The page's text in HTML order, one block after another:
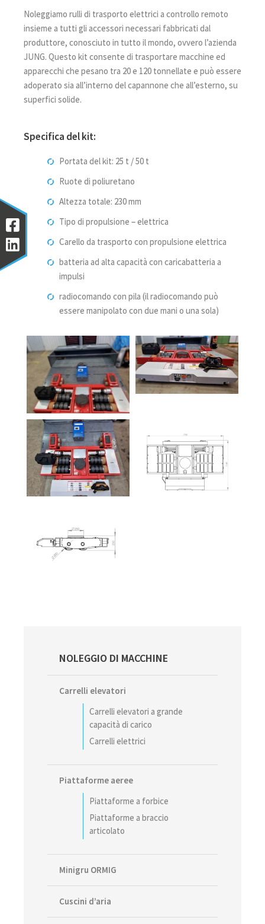
Noleggiamo rulli di trasporto elettrici a controllo remoto
insieme a tutti gli accessori necessari fabbricati dal
produttore, conosciuto in tutto il mondo, ovvero l’azienda
JUNG. Questo kit consente di trasportare macchine ed
apparecchi che pesano tra 20 e 120 tonnellate e può essere
adoperato sia all’interno del capannone che all’esterno, su
superfici solide.
Specifica del kit:
Portata del kit: 25 t / 50 t
Ruote di poliuretano
Altezza totale: 230 mm
Tipo di propulsione – elettrica
Carello da trasporto con propulsione elettrica
batteria ad alta capacità con caricabatteria a
impulsi
radiocomando con pila (il radiocomando può
essere manipolato con due mani o una sola)
Primary
NOLEGGIO DI MACCHINE
Carrelli elevatori
Carrelli elevatori a grande
capacità di carico
Carrelli elettrici
Piattaforme aeree
Piattaforme a forbice
Piattaforme a braccio
articolato
Minigru ORMIG
Cuscini d’aria